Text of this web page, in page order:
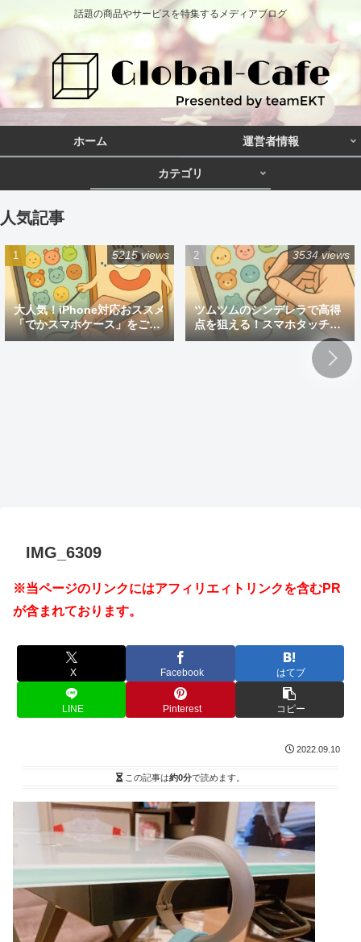
話題の商品やサービスを特集するメディアブログ
ホーム 運営者情報
カテゴリ
人気記事
大人気！iPhone対応おススメ
「でかスマホケース」をご紹
介
5215 views
ツムツムのシンデレラで高得
点を狙える！スマホタッチペ
ン
3534 views
IMG_6309
※当ページのリンクにはアフィリエィトリンクを含むPR
が含まれております。
X Facebook はてブ
LINE Pinterest コピー
2022.09.10
この記事は約0分で読めます。